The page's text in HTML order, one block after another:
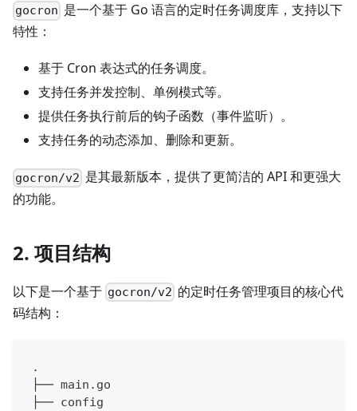
gocron 是一个基于 Go 语言的定时任务调度库，支持以下
特性：
基于 Cron 表达式的任务调度。
支持任务并发控制、单例模式等。
提供任务执行前后的钩子函数（事件监听）。
支持任务的动态添加、删除和更新。
gocron/v2 是其最新版本，提供了更简洁的 API 和更强大
的功能。
2. 项目结构
以下是一个基于 gocron/v2 的定时任务管理项目的核心代
码结构：
.
├── main.go
├── config